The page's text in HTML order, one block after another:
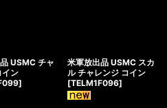
USMC チャ
イン
]
米軍放出品 USMC スカ
ル チャレンジ コイン
[TELM1F096]